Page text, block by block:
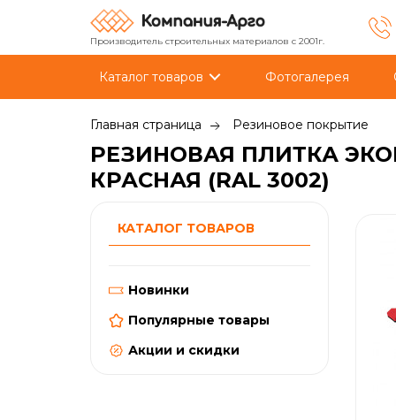
Производитель строительных материалов с 2001г.
Каталог товаров Фотогалерея
Главная страница Резиновое покрытие
РЕЗИНОВАЯ ПЛИТКА
КРАСНАЯ (RAL 3002)
КАТАЛОГ ТОВАРОВ
Новинки
Популярные товары
Акции и скидки